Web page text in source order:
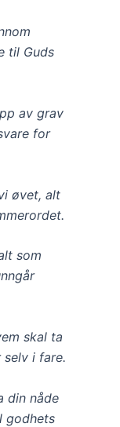
til Guds
av grav
for
øvet, alt
som
skal ta
selv i fare.
din nåde
godhets